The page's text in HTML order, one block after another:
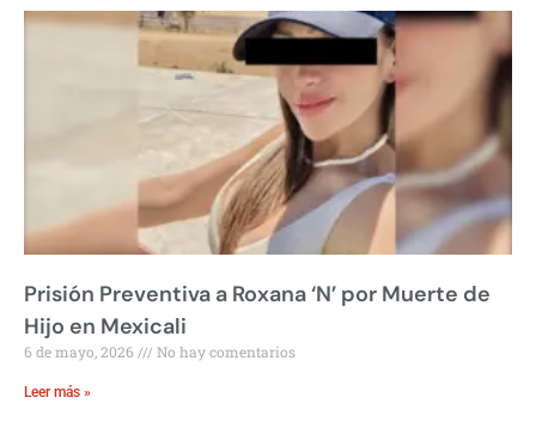
Prisión Preventiva a Roxana ‘N’ por Muerte de
Hijo en Mexicali
6 de mayo, 2026 No hay comentarios
Leer más »